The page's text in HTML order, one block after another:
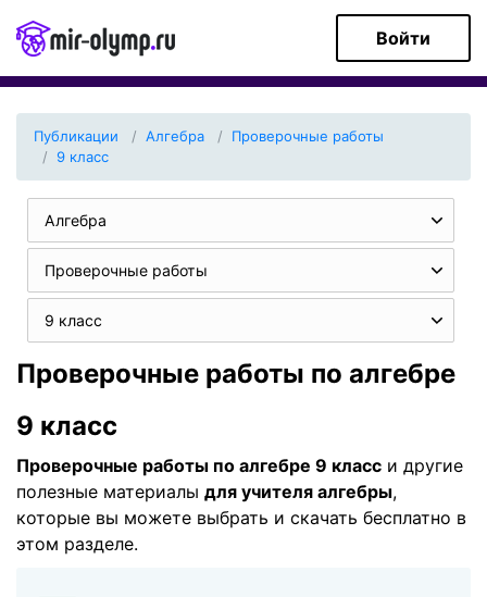
Войти
Публикации Алгебра
Проверочные работы
9 класс
Алгебра
Проверочные работы
9 класс
Проверочные работы по алгебре
9 класс
Проверочные работы по алгебре 9 класс и другие
полезные материалы для учителя алгебры,
которые вы можете выбрать и скачать бесплатно в
этом разделе.